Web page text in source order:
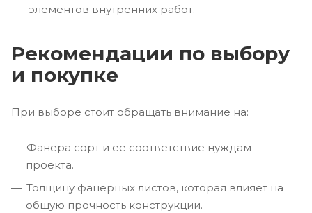
элементов внутренних работ.
Рекомендации по выбору
и покупке
При выборе стоит обращать внимание на:
Фанера сорт и её соответствие нуждам
проекта.
Толщину фанерных листов, которая влияет на
общую прочность конструкции.